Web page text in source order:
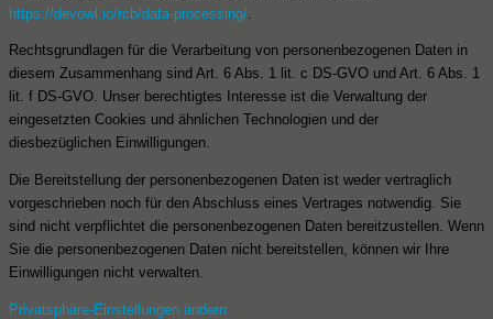
https://devowl.io/rcb/data-processing/
Rechtsgrundlagen für die Verarbeitung von personenbezogenen Daten in
diesem Zusammenhang sind Art. 6 Abs. 1 lit. c DS-GVO und Art. 6 Abs. 1
lit. f DS-GVO. Unser berechtigtes Interesse ist die Verwaltung der
eingesetzten Cookies und ähnlichen Technologien und der
diesbezüglichen Einwilligungen.
Die Bereitstellung der personenbezogenen Daten ist weder vertraglich
vorgeschrieben noch für den Abschluss eines Vertrages notwendig. Sie
sind nicht verpflichtet die personenbezogenen Daten bereitzustellen. Wenn
Sie die personenbezogenen Daten nicht bereitstellen, können wir Ihre
Einwilligungen nicht verwalten.
Privatsphäre-Einstellungen ändern